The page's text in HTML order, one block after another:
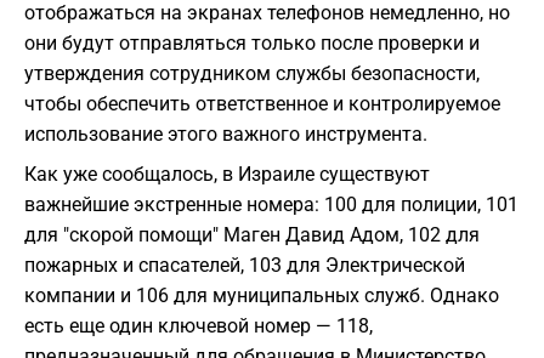
отображаться на экранах телефонов немедленно, но
они будут отправляться только после проверки и
утверждения сотрудником службы безопасности,
чтобы обеспечить ответственное и контролируемое
использование этого важного инструмента.
Как уже сообщалось, в Израиле существуют
важнейшие экстренные номера: 100 для полиции, 101
для "скорой помощи" Маген Давид Адом, 102 для
пожарных и спасателей, 103 для Электрической
компании и 106 для муниципальных служб. Однако
есть еще один ключевой номер — 118,